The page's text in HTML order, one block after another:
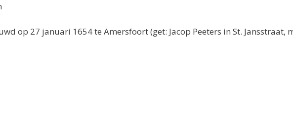
op 27 januari 1654 te Amersfoort (get: Jacop Peeters in St. Jansstraat,